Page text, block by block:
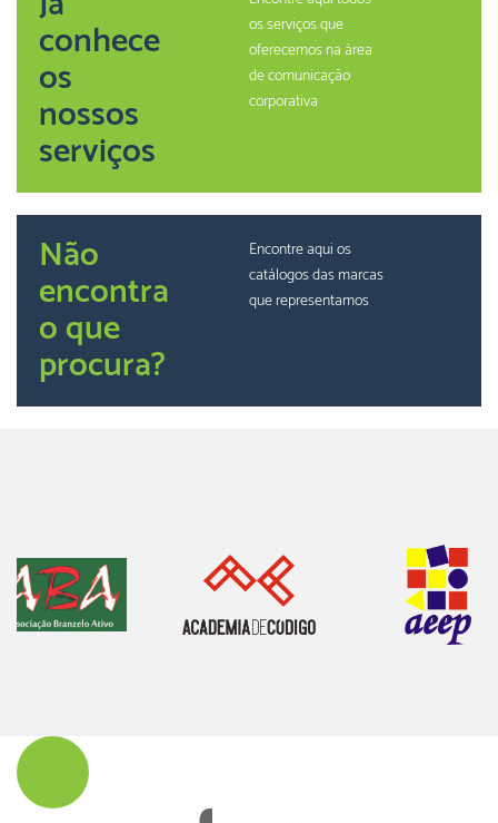
conhece
os
nossos
serviços
os serviços que
oferecemos na àrea
de comunicação
corporativa
Não
encontra
o que
procura?
Encontre aqui os
catálogos das marcas
que representamos